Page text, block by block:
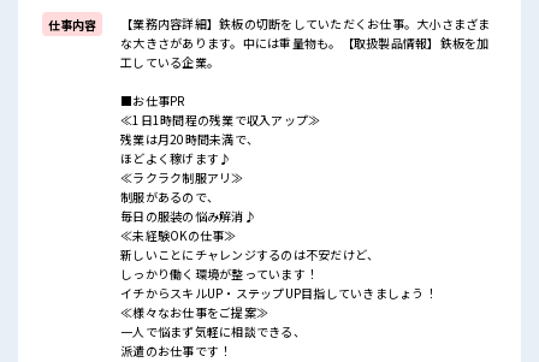
仕事内容
【業務内容詳細】鉄板の切断をしていただくお仕事。大小さまざま
な大きさがあります。中には重量物も。【取扱製品情報】鉄板を加
工している企業。
■お仕事PR
≪1日1時間程の残業で収入アップ≫
残業は月20時間未満で、
ほどよく稼げます♪
≪ラクラク制服アリ≫
制服があるので、
毎日の服装の悩み解消♪
≪未経験OKの仕事≫
新しいことにチャレンジするのは不安だけど、
しっかり働く環境が整っています！
イチからスキルUP・ステップUP目指していきましょう！
≪様々なお仕事をご提案≫
一人で悩まず気軽に相談できる、
派遣のお仕事です！